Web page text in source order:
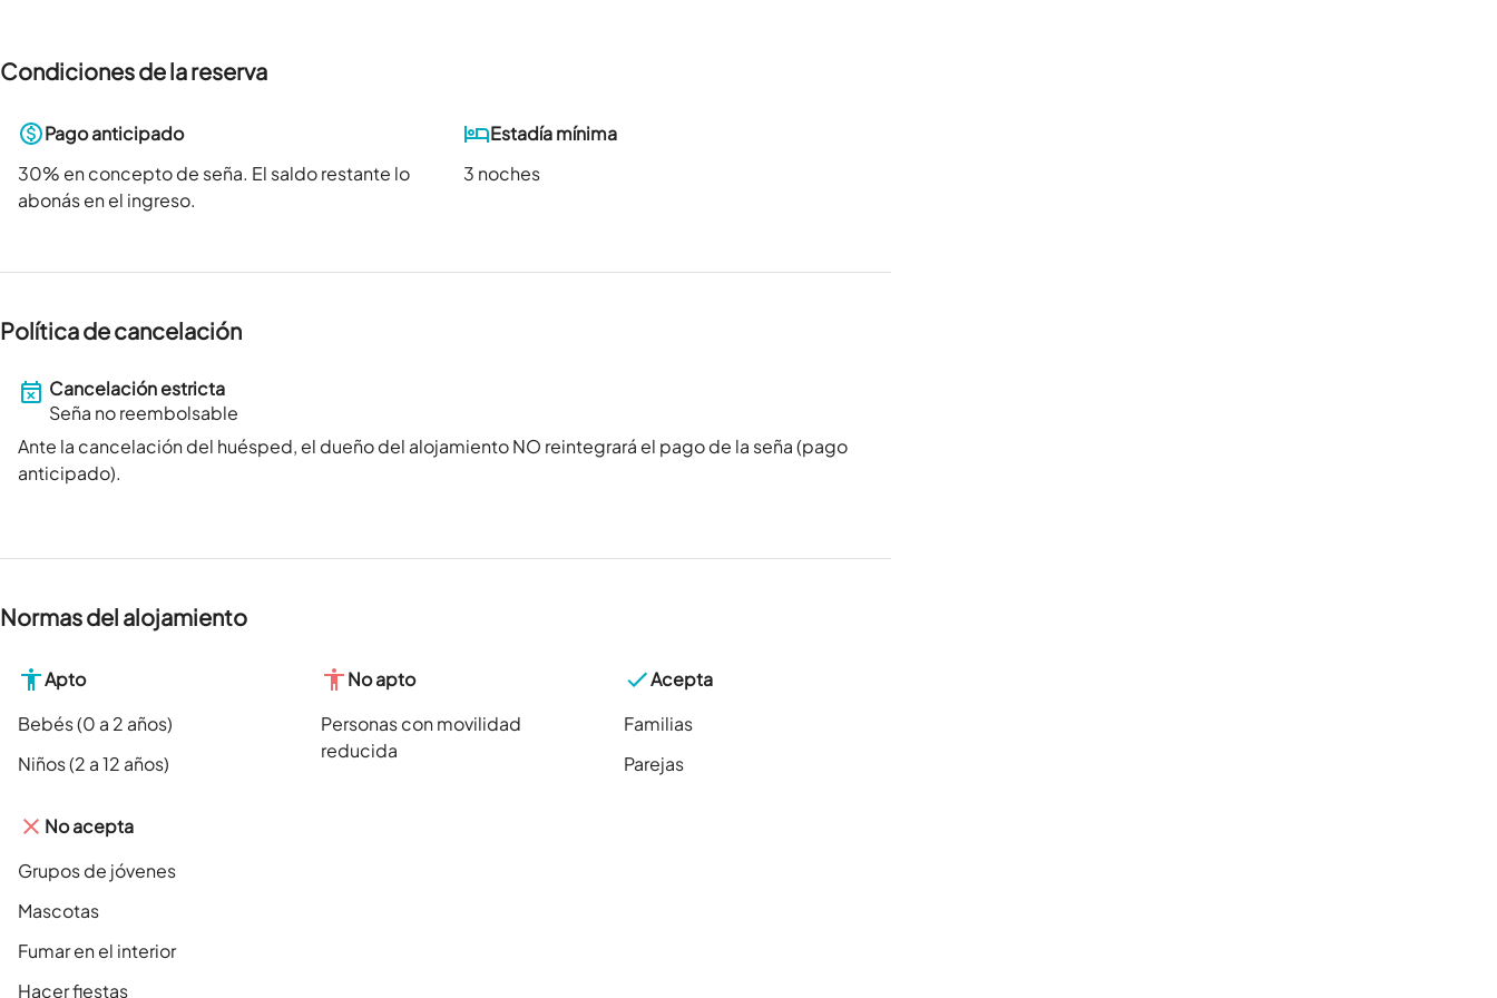
Condiciones de la reserva
Pago anticipado
30% en concepto de seña. El saldo restante lo
abonás en el ingreso.
Estadía mínima
3 noches
Política de cancelación
Cancelación estricta
Seña no reembolsable
Ante la cancelación del huésped, el dueño del alojamiento NO reintegrará el pago de la seña (pago
anticipado).
Normas del alojamiento
Apto
Bebés (0 a 2 años)
Niños (2 a 12 años)
No apto
Personas con movilidad
reducida
Acepta
Familias
Parejas
No acepta
Grupos de jóvenes
Mascotas
Fumar en el interior
Hacer fiestas